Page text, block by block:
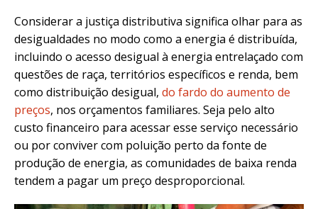
Considerar a justiça distributiva significa olhar para as
desigualdades no modo como a energia é distribuída,
incluindo o acesso desigual à energia entrelaçado com
questões de raça, territórios específicos e renda, bem
como distribuição desigual, do fardo do aumento de
preços, nos orçamentos familiares. Seja pelo alto
custo financeiro para acessar esse serviço necessário
ou por conviver com poluição perto da fonte de
produção de energia, as comunidades de baixa renda
tendem a pagar um preço desproporcional.